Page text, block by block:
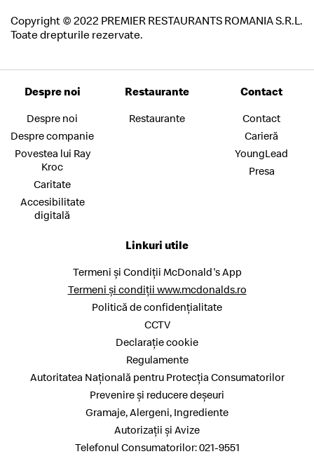
Copyright © 2022 PREMIER RESTAURANTS ROMANIA S.R.L.
Toate drepturile rezervate.
Despre noi
Despre noi
Despre companie
Povestea lui Ray
Kroc
Caritate
Accesibilitate
digitală
Restaurante
Restaurante
Contact
Contact
Carieră
YoungLead
Presa
Linkuri utile
Termeni și Condiții McDonald's App
Termeni și condiții www.mcdonalds.ro
Politică de confidențialitate
CCTV
Declarație cookie
Regulamente
Autoritatea Națională pentru Protecția Consumatorilor
Prevenire și reducere deșeuri
Gramaje, Alergeni, Ingrediente
Autorizații și Avize
Telefonul Consumatorilor: 021-9551